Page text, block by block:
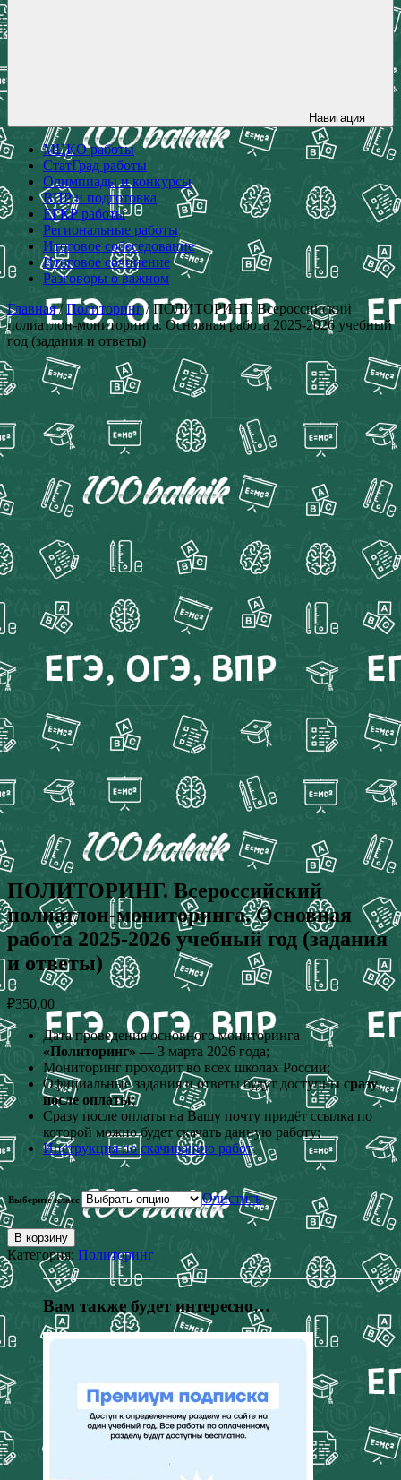
Навигация
МЦКО работы
СтатГрад работы
Олимпиады и конкурсы
ВПР и подготовка
ЕГКР работы
Региональные работы
Итоговое собеседование
Итоговое сочинение
Разговоры о важном
Главная/Политоринг/ ПОЛИТОРИНГ. Всероссийский
полиатлон-мониторинга. Основная работа 2025-2026 учебный
год (задания и ответы)
ПОЛИТОРИНГ. Всероссийский
полиатлон-мониторинга. Основная
работа 2025-2026 учебный год (задания
и ответы)
₽350,00
Дата проведения основного мониторинга
«Политоринг» — 3 марта 2026 года;
Мониторинг проходит во всех школах России;
Официальные задания и ответы будут доступны сразу
после оплаты;
Сразу после оплаты на Вашу почту придёт ссылка по
которой можно будет скачать данную работу;
Инструкция по скачиванию работ
Выберите класс Очистить
В корзину
Категория: Политоринг
Вам также будет интересно…